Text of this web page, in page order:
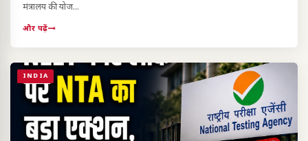
मंत्रालय की योज...
और पढ़ें
INDIA